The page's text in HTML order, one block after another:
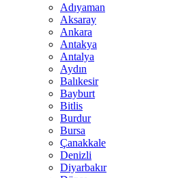
Adıyaman
Aksaray
Ankara
Antakya
Antalya
Aydın
Balıkesir
Bayburt
Bitlis
Burdur
Bursa
Çanakkale
Denizli
Diyarbakır